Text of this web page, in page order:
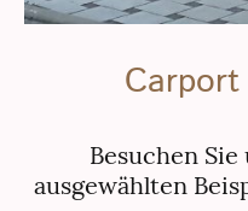
Besuchen
ausgewählten